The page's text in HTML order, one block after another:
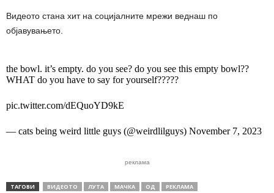
Видеото стана хит на социјалните мрежи веднаш по
објавувањето.
the bowl. it’s empty. do you see? do you see this empty bowl??
WHAT do you have to say for yourself?????
pic.twitter.com/dEQuoYD9kE
— cats being weird little guys (@weirdlilguys) November 7, 2023
реклама
ТАГОВИ ВИДЕОТО ЛУТА МАЧКА ОД РЕКЛАМА